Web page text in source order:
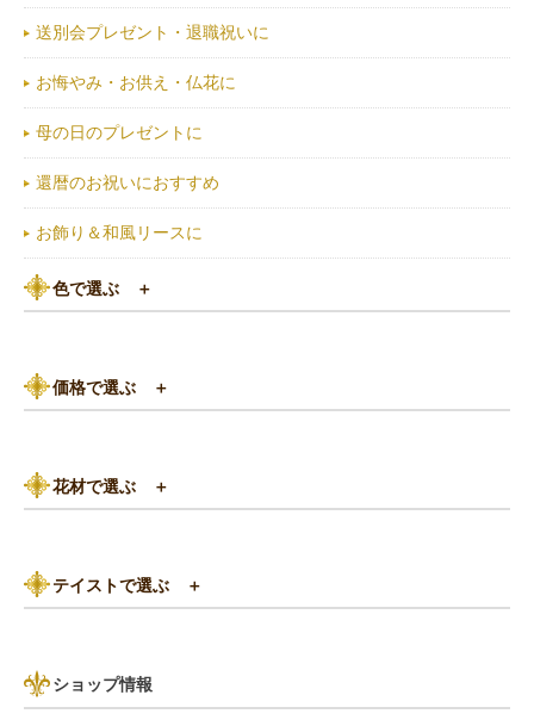
送別会プレゼント・退職祝いに
お悔やみ・お供え・仏花に
母の日のプレゼントに
還暦のお祝いにおすすめ
お飾り＆和風リースに
色で選ぶ ＋
黄色・オレンジ系
赤（レッド）系
グリーン（緑色）系
価格で選ぶ ＋
3,000円～5,000円
8,000円～10,000円
花材で選ぶ ＋
あじさい
ひまわり
テイストで選ぶ ＋
アンティーク
ショップ情報